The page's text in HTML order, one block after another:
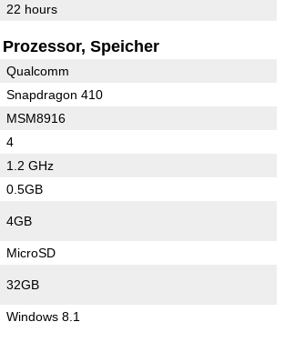
22 hours
Prozessor, Speicher
Qualcomm
Snapdragon 410
MSM8916
4
1.2 GHz
0.5GB
4GB
MicroSD
32GB
Windows 8.1